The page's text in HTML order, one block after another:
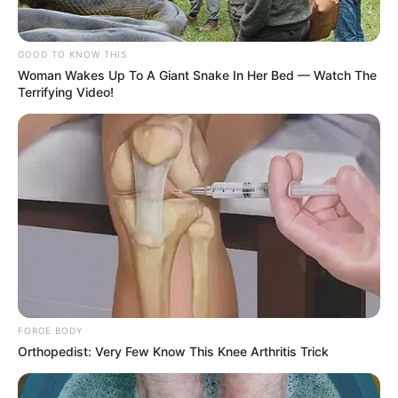
🌞 Impacto na saúde dos profissionais
A redução da jornada é defendida como uma medida de proteção à
A exposição prolongada ao sol
, por
exemplo, aumenta o risco de queimaduras, envelhecimento
até câncer
GOOD TO KNOW THIS
Woman Wakes Up To A Giant Snake In Her Bed — Watch The
Terrifying Video!
FORGE BODY
Orthopedist: Very Few Know This Knee Arthritis Trick